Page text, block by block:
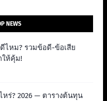
NEWS
ดีไหม? รวมข้อดี-ข้อเสีย
ให้คุ้ม!
หร่? 2026 — ตารางต้นทุน